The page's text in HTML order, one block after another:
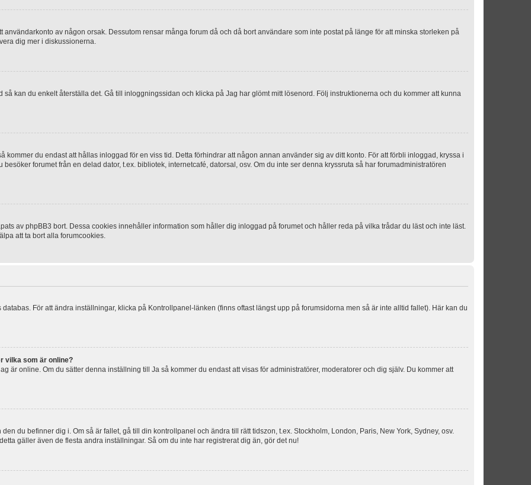
av någon orsak. Dessutom rensar många forum då och då bort användare som inte postat på länge för att minska storleken på
dig mer i diskussionerna.
kan du enkelt återställa det. Gå till inloggningssidan och klicka på Jag har glömt mitt lösenord. Följ instruktionerna och du kommer att kunna
kommer du endast att hållas inloggad för en viss tid. Detta förhindrar att någon annan använder sig av ditt konto. För att förbli inloggad, kryssa i
forumet från en delad dator, t.ex. bibliotek, internetcafé, datorsal, osv. Om du inte ser denna kryssruta så har forumadministratören
av phpBB3 bort. Dessa cookies innehåller information som håller dig inloggad på forumet och håller reda på vilka trådar du läst och inte läst.
att ta bort alla forumcookies.
För att ändra inställningar, klicka på Kontrollpanel-länken (finns oftast längst upp på forumsidorna men så är inte alltid fallet). Här kan du
vilka som är online?
är online. Om du sätter denna inställning till Ja så kommer du endast att visas för administratörer, moderatorer och dig själv. Du kommer att
du befinner dig i. Om så är fallet, gå till din kontrollpanel och ändra till rätt tidszon, t.ex. Stockholm, London, Paris, New York, Sydney, osv.
gäller även de flesta andra inställningar. Så om du inte har registrerat dig än, gör det nu!